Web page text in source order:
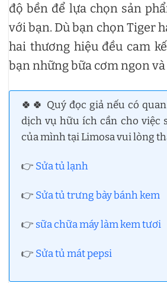
độ bền để lựa chọn sản
với bạn. Dù bạn chọn Tiger
hai thương hiệu đều cam
bạn những bữa cơm ngon
🍀🍀 Quý đọc giả nếu có
dịch vụ hữu ích cần cho việc
của mình tại Limosa vui lòng
👉 Sửa tủ lạnh
👉 Sửa tủ trưng bày bánh kem
👉 sữa chữa máy làm kem tươi
👉 Sửa tủ mát pepsi